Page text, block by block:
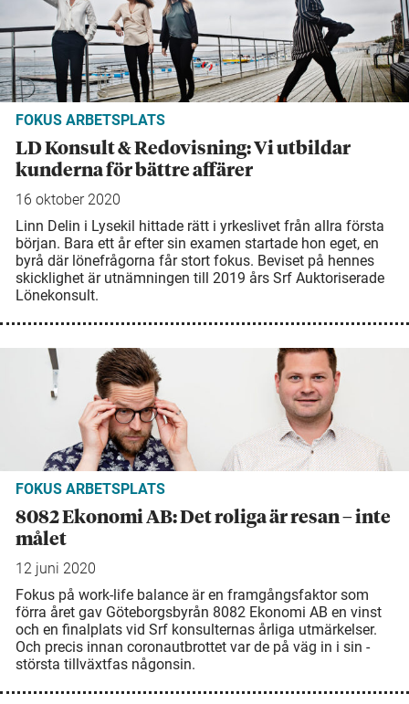
FOKUS ARBETSPLATS
LD Konsult & Redovisning: Vi utbildar
kunderna för bättre affärer
16 oktober 2020
Linn Delin i Lysekil hittade rätt i yrkeslivet från allra första
början. Bara ett år efter sin examen startade hon eget, en
byrå där lönefrågorna får stort fokus. Beviset på hennes
skicklighet är utnämningen till 2019 års Srf Auktoriserade
Lönekonsult.
FOKUS ARBETSPLATS
8082 Ekonomi AB: Det roliga är resan – inte
målet
12 juni 2020
Fokus på work-life balance är en ­framgångsfaktor som
förra året gav ­Göteborgsbyrån 8082 Ekonomi AB en vinst
och en finalplats vid Srf ­konsulternas­ årliga utmärkelser.
Och precis ­innan ­coronautbrottet var de på väg in i sin ­
största tillväxtfas någonsin.